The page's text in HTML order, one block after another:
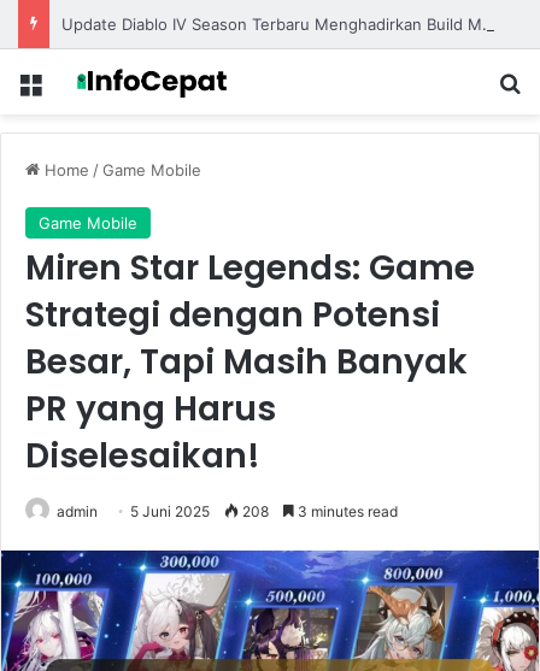
Update Diablo IV Season Terbaru Menghadirkan Build Meta Kuat untuk Dominasi Pertarungan
Menu
Home /Game Mobile
Game Mobile
Miren Star Legends: Game
Strategi dengan Potensi
Besar, Tapi Masih Banyak
PR yang Harus
Diselesaikan!
admin 5 Juni 2025 208 3 minutes read